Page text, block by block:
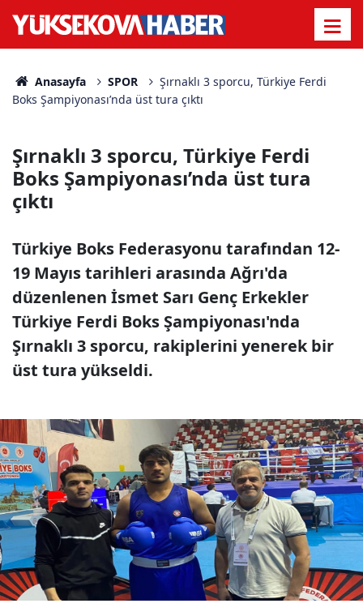
Anasayfa SPOR
Şırnaklı 3 sporcu, Türkiye Ferdi
Boks Şampiyonası’nda üst tura çıktı
Şırnaklı 3 sporcu, Türkiye Ferdi
Boks Şampiyonası’nda üst tura
çıktı
Türkiye Boks Federasyonu tarafından 12-
19 Mayıs tarihleri arasında Ağrı'da
düzenlenen İsmet Sarı Genç Erkekler
Türkiye Ferdi Boks Şampiyonası'nda
Şırnaklı 3 sporcu, rakiplerini yenerek bir
üst tura yükseldi.